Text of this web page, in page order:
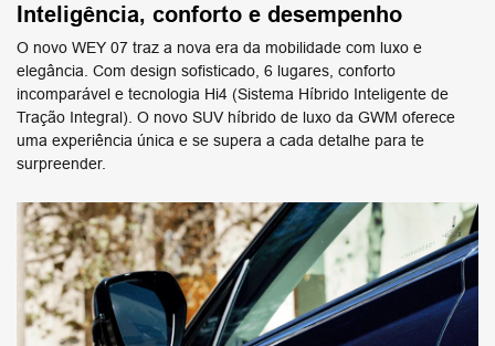
Inteligência, conforto e desempenho
O novo WEY 07 traz a nova era da mobilidade com luxo e
elegância. Com design sofisticado, 6 lugares, conforto ​
incomparável e tecnologia Hi4 (Sistema Híbrido Inteligente de
Tração Integral). O novo SUV híbrido de luxo da ​GWM oferece
uma experiência única e se supera a cada detalhe para te
surpreender.